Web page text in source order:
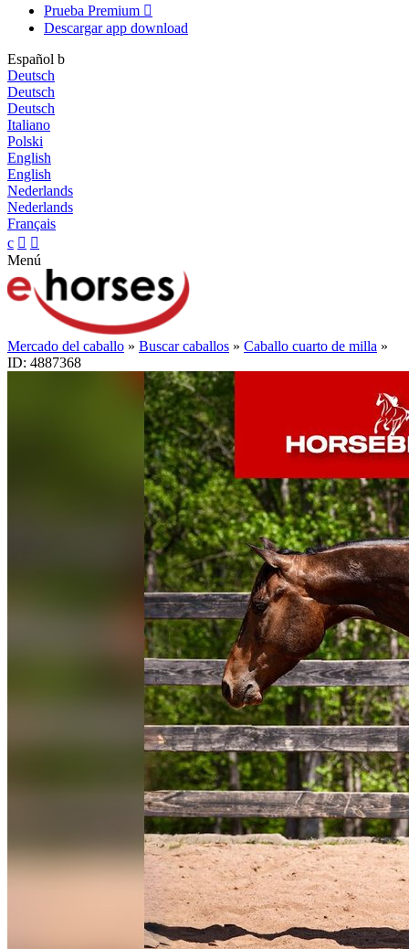
Prueba Premium 
Descargar app download
Español b
Deutsch
Deutsch
Deutsch
Italiano
Polski
English
English
Nederlands
Nederlands
Français
c  
Menú
Mercado del caballo » Buscar caballos » Caballo cuarto de milla »
ID: 4887368